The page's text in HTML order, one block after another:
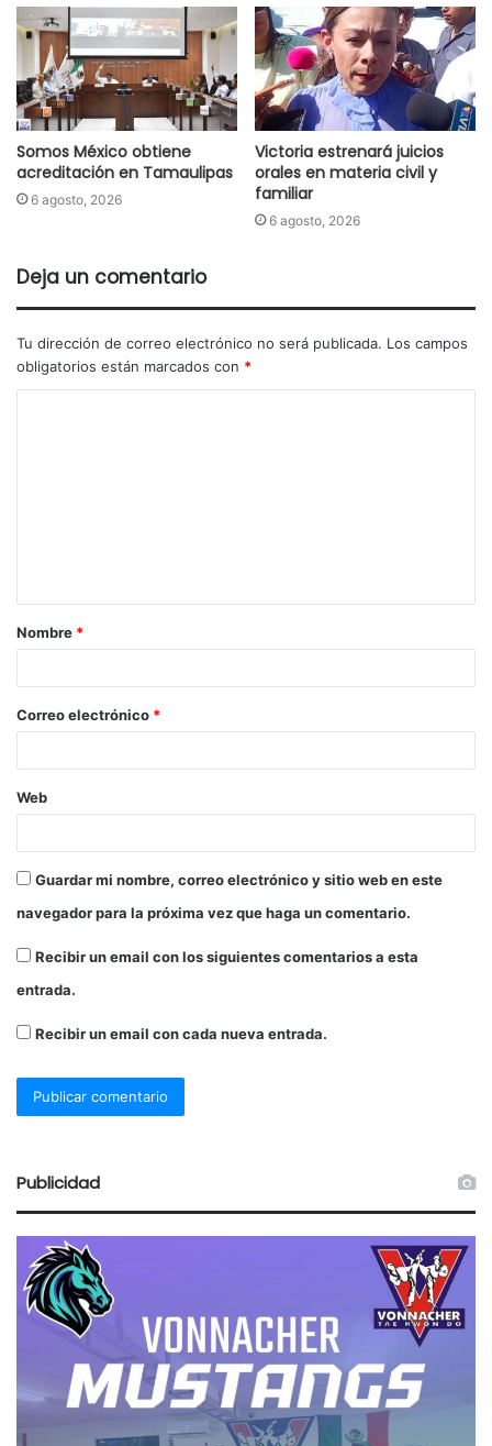
Somos México obtiene
acreditación en Tamaulipas
6 agosto, 2026
Victoria estrenará juicios
orales en materia civil y
familiar
6 agosto, 2026
Deja un comentario
Tu dirección de correo electrónico no será publicada. Los campos
obligatorios están marcados con *
Nombre *
Correo electrónico *
Web
Guardar mi nombre, correo electrónico y sitio web en este
navegador para la próxima vez que haga un comentario.
Recibir un email con los siguientes comentarios a esta
entrada.
Recibir un email con cada nueva entrada.
Publicidad